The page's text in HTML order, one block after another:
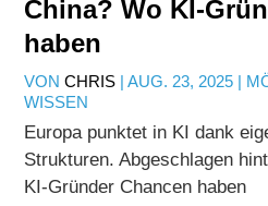
China? Wo KI-
haben
VONCHRIS |AUG. 23, 2025 |
WISSEN
Europa punktet in KI dank
Strukturen. Abgeschlagen
KI-Gründer Chancen haben